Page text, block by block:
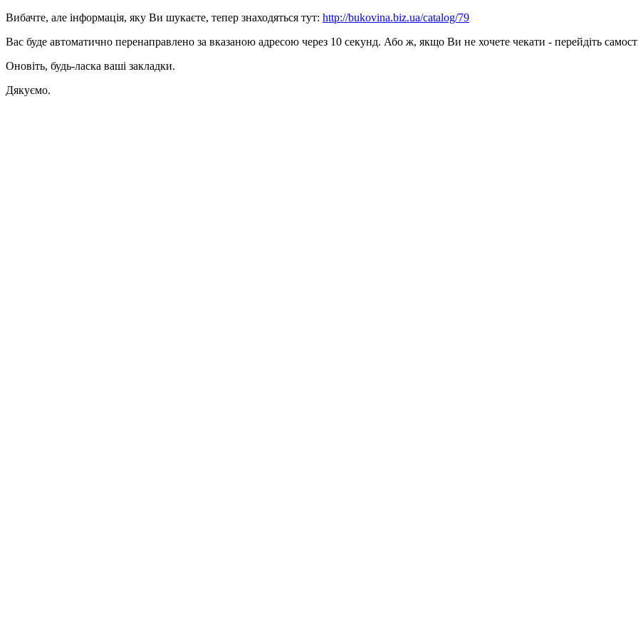
Вибачте, але інформація, яку Ви шукаєте, тепер знаходяться тут: http://bukovina.biz.ua/catalog/79
Вас буде автоматично перенаправлено за вказаною адресою через 10 секунд. Або ж, якщо Ви не хочете чекати - перейдіть
Оновіть, будь-ласка ваші закладки.
Дякуємо.